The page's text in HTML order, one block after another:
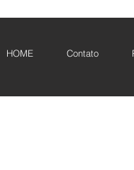
HOME Contato